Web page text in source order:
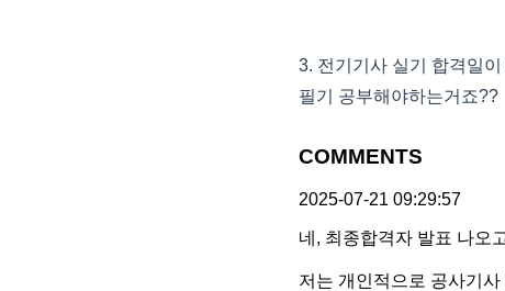
3. 전기기사 실기 합격일
필기 공부해야하는거죠??
COMMENTS
2025-07-21 09:29:57
네, 최종합격자 발표 나오
저는 개인적으로 공사기